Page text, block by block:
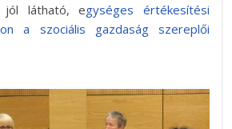
jól látható, egységes értékesítési
a szociális gazdaság szereplői